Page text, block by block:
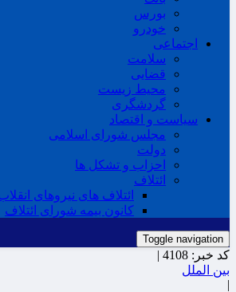
بورس
خودرو
اجتماعی
سلامت
قضایی
محیط زیست
گردشگری
سیاست و اقتصاد
مجلس شورای اسلامی
دولت
احزاب و تشکل ها
ائتلاف
ائتلاف های نیروهای
کانون بیمه شورای ائتلاف
Toggle navigation
کد خبر: 4108 |
بین الملل
|